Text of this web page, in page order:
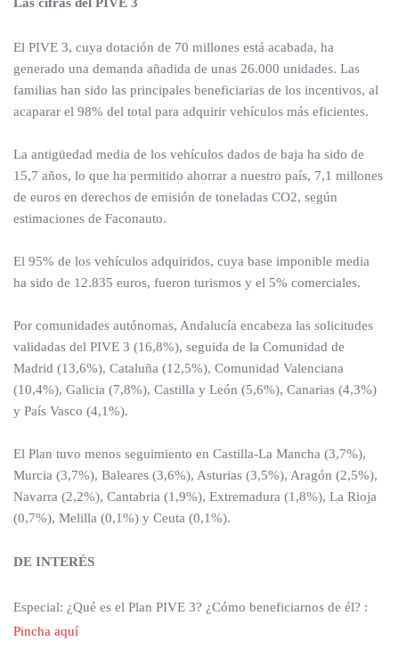
El PIVE 3, cuya dotación de 70 millones está acabada, ha
generado una demanda añadida de unas 26.000 unidades. Las
familias han sido las principales beneficiarias de los incentivos, al
acaparar el 98% del total para adquirir vehículos más eficientes.
La antigüedad media de los vehículos dados de baja ha sido de
15,7 años, lo que ha permitido ahorrar a nuestro país, 7,1 millones
de euros en derechos de emisión de toneladas CO2, según
estimaciones de Faconauto.
El 95% de los vehículos adquiridos, cuya base imponible media
ha sido de 12.835 euros, fueron turismos y el 5% comerciales.
Por comunidades autónomas, Andalucía encabeza las solicitudes
validadas del PIVE 3 (16,8%), seguida de la Comunidad de
Madrid (13,6%), Cataluña (12,5%), Comunidad Valenciana
(10,4%), Galicia (7,8%), Castilla y León (5,6%), Canarias (4,3%)
y País Vasco (4,1%).
El Plan tuvo menos seguimiento en Castilla-La Mancha (3,7%),
Murcia (3,7%), Baleares (3,6%), Asturias (3,5%), Aragón (2,5%),
Navarra (2,2%), Cantabria (1,9%), Extremadura (1,8%), La Rioja
(0,7%), Melilla (0,1%) y Ceuta (0,1%).
DE INTERÉS
Especial: ¿Qué es el Plan PIVE 3? ¿Cómo beneficiarnos de él? :
Pincha aquí